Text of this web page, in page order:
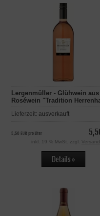
Lergenmüller - Glühwein aus
Roséwein "Tradition
Lieferzeit: ausverkauft
5,50 EUR pro Liter
inkl. 19 % MwSt. zzgl.